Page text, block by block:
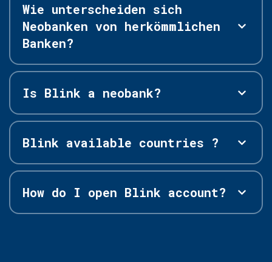
Wie unterscheiden sich
Neobanken von herkömmlichen
Banken?
Is Blink a neobank?
Blink available countries ?
How do I open Blink account?